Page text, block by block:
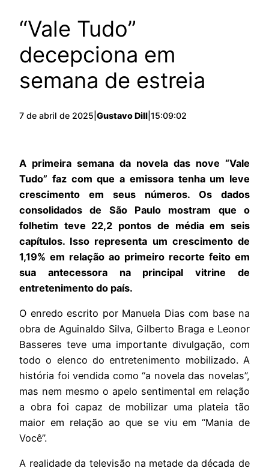
“Vale Tudo”
decepciona em
semana de estreia
7 de abril de 2025 Gustavo Dill 15:09:02
A primeira semana da novela das nove “Vale
Tudo” faz com que a emissora tenha um leve
crescimento em seus números. Os dados
consolidados de São Paulo mostram que o
folhetim teve 22,2 pontos de média em seis
capítulos. Isso representa um crescimento de
1,19% em relação ao primeiro recorte feito em
sua antecessora na principal vitrine de
entretenimento do país.
O enredo escrito por Manuela Dias com base na
obra de Aguinaldo Silva, Gilberto Braga e Leonor
Basseres teve uma importante divulgação, com
todo o elenco do entretenimento mobilizado. A
história foi vendida como “a novela das novelas”,
mas nem mesmo o apelo sentimental em relação
a obra foi capaz de mobilizar uma plateia tão
maior em relação ao que se viu em “Mania de
Você”.
A realidade da televisão na metade da década de